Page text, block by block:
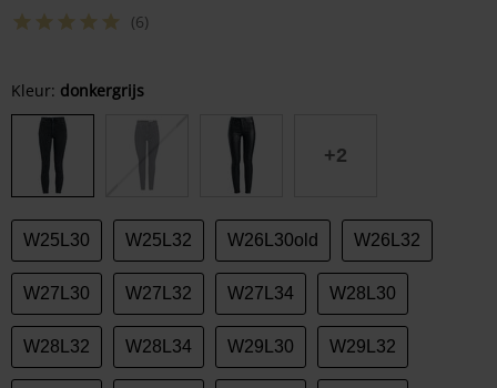
(6)
Kies
je
maat
Kleur: donkergrijs
+2
W25L30 W25L32 W26L30old W26L32
W27L30 W27L32 W27L34 W28L30
W28L32 W28L34 W29L30 W29L32